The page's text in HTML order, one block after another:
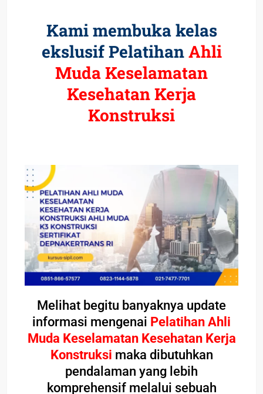
Kami membuka kelas
ekslusif PelatihanAhli
Muda Keselamatan
Kesehatan Kerja
Konstruksi
Melihat begitu banyaknya update
informasi mengenai Pelatihan Ahli
Muda Keselamatan Kesehatan Kerja
Konstruksi maka dibutuhkan
pendalaman yang lebih
komprehensif melalui sebuah